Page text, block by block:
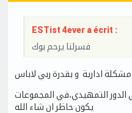
ESTist 4ever a écrit :
فسرلنا يرحم بوك
مشكلة ادارية و بقدرة ربي لاباس
التمهيدي،في المجموعات
يكون حاظر ان شاء الله